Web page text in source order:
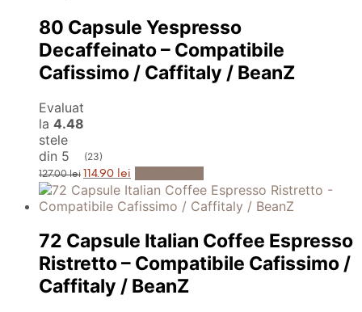
80 Capsule Yespresso
Decaffeinato – Compatibile
Cafissimo / Caffitaly / BeanZ
Evaluat
la 4.48
stele
din 5
(23)
127.00lei Prețul
inițial
a
fost:
114.90 lei Prețul
curent
este:
114.90 lei.
72 Capsule Italian Coffee Espresso
Ristretto – Compatibile Cafissimo /
Caffitaly / BeanZ